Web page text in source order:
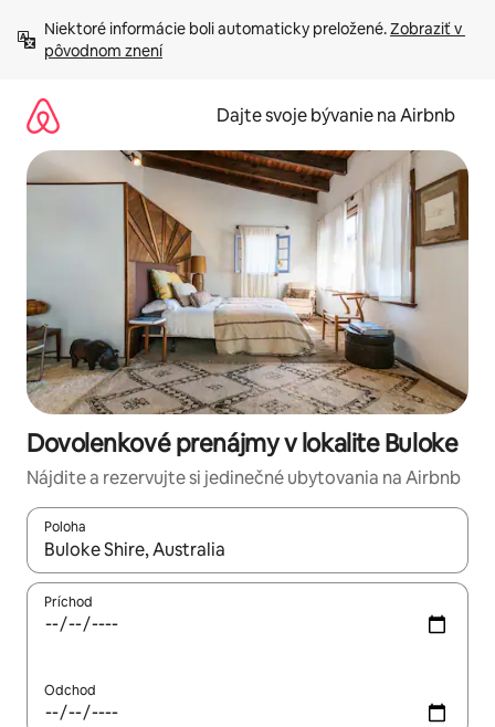
obsah.
Niektoré informácie boli automaticky preložené. Zobraziť v
pôvodnom znení
Dajte svoje bývanie na Airbnb
Dovolenkové prenájmy v lokalite Buloke
Nájdite a rezervujte si jedinečné ubytovania na Airbnb
Poloha
Keď budú výsledky k dispozícii, môžete si ich prechádzať
Príchod
Odchod